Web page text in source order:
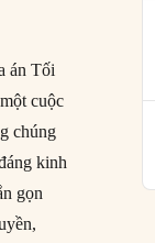
án Tối
cuộc
chúng
kinh
gọn